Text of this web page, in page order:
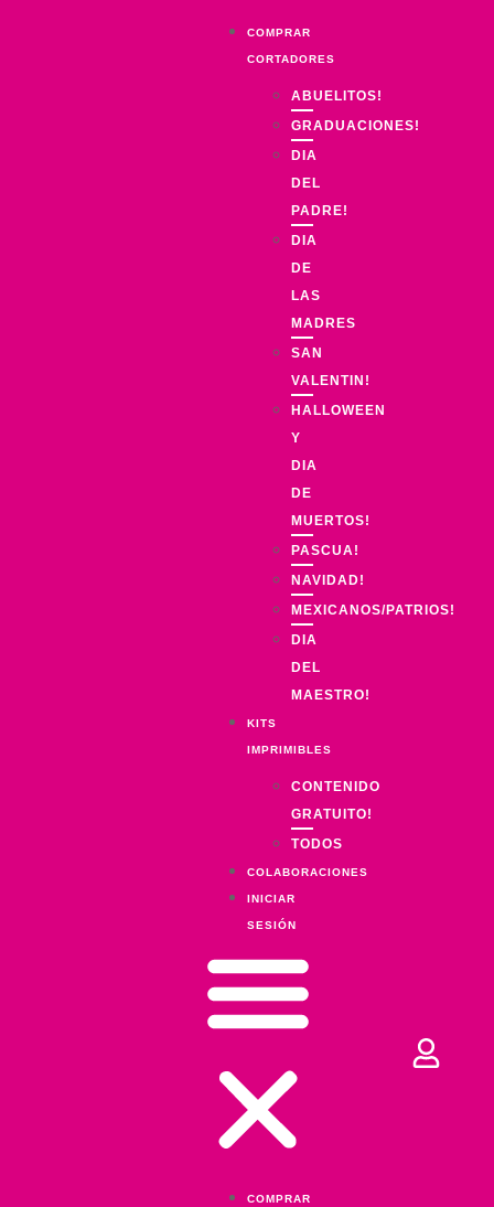
COMPRAR
CORTADORES
ABUELITOS!
GRADUACIONES!
DIA
DEL
PADRE!
DIA
DE
LAS
MADRES
SAN
VALENTIN!
HALLOWEEN
Y
DIA
DE
MUERTOS!
PASCUA!
NAVIDAD!
MEXICANOS/PATRIOS!
DIA
DEL
MAESTRO!
KITS
IMPRIMIBLES
CONTENIDO
GRATUITO!
TODOS
COLABORACIONES
INICIAR
SESIÓN
COMPRAR